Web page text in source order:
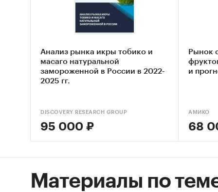
В
Анализ рынка икры тобико и
масаго натуральной
замороженной в России в 2022-
2025 гг.
DISCOVERY RESEARCH GROUP
95 000 ₽
Рынок
и
АМИКО
68
Материалы по